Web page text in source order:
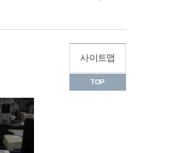
사이트맵
TOP